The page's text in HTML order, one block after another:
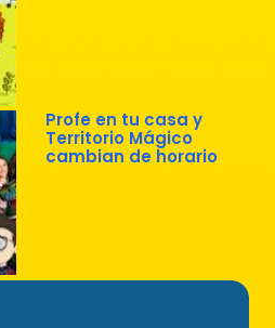
Profe en tu casa y
Territorio Mágico
cambian de horario